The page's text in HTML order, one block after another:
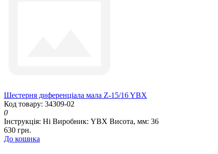
Шестерня диференціала мала Z-15/16 YBX
Код товару: 34309-02
0
Інструкція: Ні Виробник: YBX Висота, мм: 36
630 грн.
До кошика